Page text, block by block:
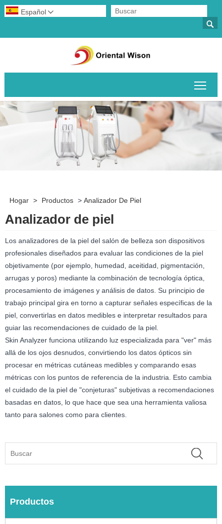

Español 
Hogar > Productos > Analizador De Piel
Analizador de piel
Los analizadores de la piel del salón de belleza son dispositivos
profesionales diseñados para evaluar las condiciones de la piel
objetivamente (por ejemplo, humedad, aceitidad, pigmentación,
arrugas y poros) mediante la combinación de tecnología óptica,
procesamiento de imágenes y análisis de datos. Su principio de
trabajo principal gira en torno a capturar señales específicas de la
piel, convertirlas en datos medibles e interpretar resultados para
guiar las recomendaciones de cuidado de la piel.
Skin Analyzer funciona utilizando luz especializada para "ver" más
allá de los ojos desnudos, convirtiendo los datos ópticos sin
procesar en métricas cutáneas medibles y comparando esas
métricas con los puntos de referencia de la industria. Esto cambia
el cuidado de la piel de "conjeturas" subjetivas a recomendaciones
basadas en datos, lo que hace que sea una herramienta valiosa
tanto para salones como para clientes.
Productos